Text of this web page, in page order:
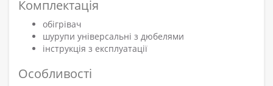
Комплектація
обігрівач
шурупи універсальні з дюбелями
інструкція з експлуатації
Особливості